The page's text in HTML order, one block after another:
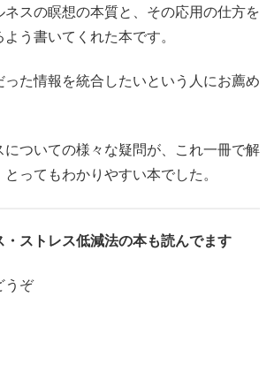
ネスの瞑想の本質と、その応用の仕方を
う書いてくれた本です。
った情報を統合したいという人にお薦め
についての様々な疑問が、これ一冊で解
ってもわかりやすい本でした。
・ストレス低減法の本も読んでます
うぞ